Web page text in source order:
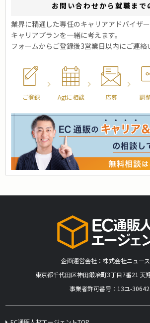
お問い合わせから就職まで
業界に精通した専任のキャリアアドバイザ
キャリアプランを一緒に考えます。
フォームからご登録後3営業日以内にご連絡
ご登録 Agtに相談 応募 調
企画運営会社：株式会社ニュー
東京都千代田区神田鍛冶町3丁目7番21 天
事業者許可番号：13ユ-